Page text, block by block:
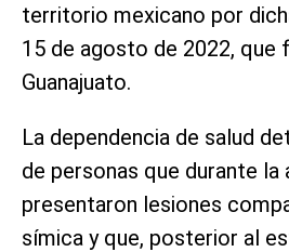
territorio mexicano por
15 de agosto de 2022, que
Guanajuato.
La dependencia de salud
de personas que durante la
presentaron lesiones
símica y que, posterior al